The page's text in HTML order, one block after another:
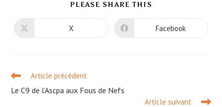
PLEASE SHARE THIS
CONTENU
Ouvrir
X Ouvrir
Facebook
Read
articles
Article précédent
Le C9 de l’Ascpa aux Fous de Nefs
Article suivant